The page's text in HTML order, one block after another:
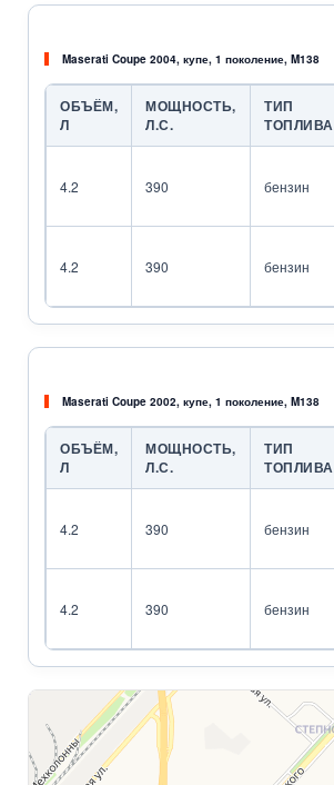
Maserati Coupe 2004, купе, 1 поколение, M138
ОБЪЁМ,
Л
МОЩНОСТЬ,
Л.С.
ТИП
ТОПЛИВА
4.2 390 бензин
4.2 390 бензин
Maserati Coupe 2002, купе, 1 поколение, M138
ОБЪЁМ,
Л
МОЩНОСТЬ,
Л.С.
ТИП
ТОПЛИВА
4.2 390 бензин
4.2 390 бензин